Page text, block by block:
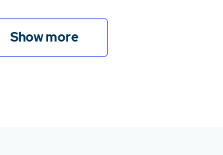
Show more